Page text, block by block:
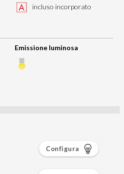
incluso incorporato
Emissione luminosa
Configura